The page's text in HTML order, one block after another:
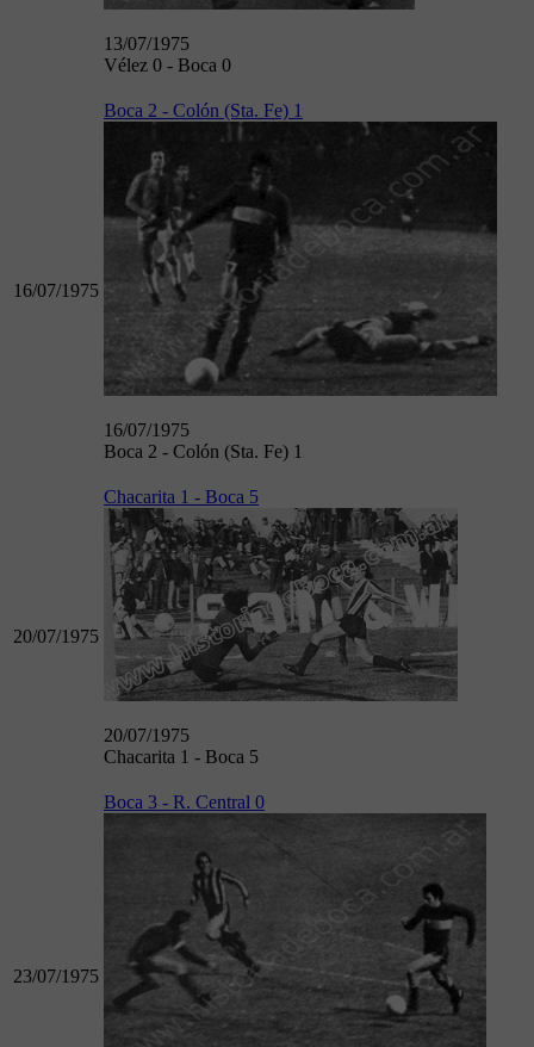
13/07/1975
Vélez 0 - Boca 0
16/07/1975
Boca 2 - Colón (Sta. Fe) 1
16/07/1975
Boca 2 - Colón (Sta. Fe) 1
20/07/1975
Chacarita 1 - Boca 5
20/07/1975
Chacarita 1 - Boca 5
23/07/1975
Boca 3 - R. Central 0